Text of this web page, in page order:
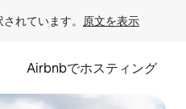
れています。 原文を表示
Airbnbでホスティング